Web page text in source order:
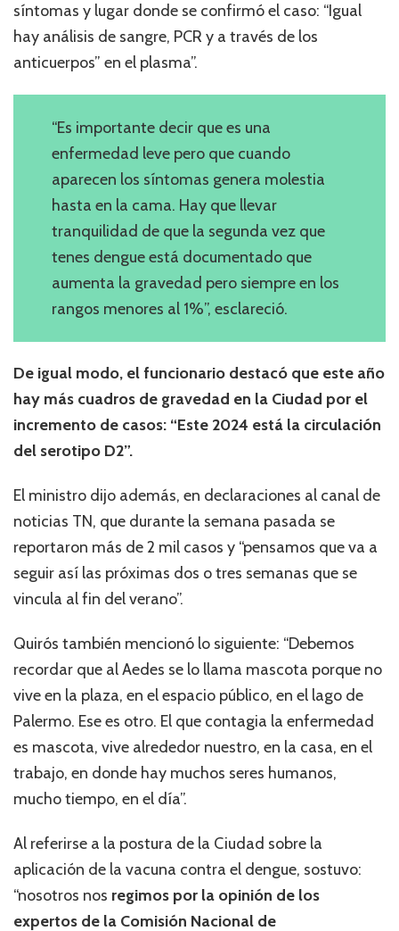
síntomas y lugar donde se confirmó el caso: “Igual
hay análisis de sangre, PCR y a través de los
anticuerpos” en el plasma”.
“Es importante decir que es una
enfermedad leve pero que cuando
aparecen los síntomas genera molestia
hasta en la cama. Hay que llevar
tranquilidad de que la segunda vez que
tenes dengue está documentado que
aumenta la gravedad pero siempre en los
rangos menores al 1%”, esclareció.
De igual modo, el funcionario destacó que este año
hay más cuadros de gravedad en la Ciudad por el
incremento de casos: “Este 2024 está la circulación
del serotipo D2”.
El ministro dijo además, en declaraciones al canal de
noticias TN, que durante la semana pasada se
reportaron más de 2 mil casos y “pensamos que va a
seguir así las próximas dos o tres semanas que se
vincula al fin del verano”.
Quirós también mencionó lo siguiente: “Debemos
recordar que al Aedes se lo llama mascota porque no
vive en la plaza, en el espacio público, en el lago de
Palermo. Ese es otro. El que contagia la enfermedad
es mascota, vive alrededor nuestro, en la casa, en el
trabajo, en donde hay muchos seres humanos,
mucho tiempo, en el día”.
Al referirse a la postura de la Ciudad sobre la
aplicación de la vacuna contra el dengue, sostuvo:
“nosotros nos regimos por la opinión de los
expertos de la Comisión Nacional de